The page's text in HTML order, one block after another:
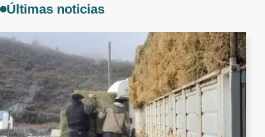
Últimas noticias